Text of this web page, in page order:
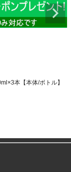
本【本体/ボトル】